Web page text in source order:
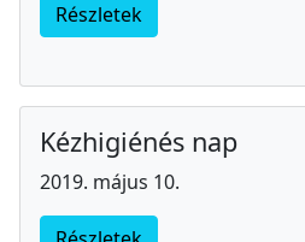
Részletek
Kézhigiénés nap
2019. május 10.